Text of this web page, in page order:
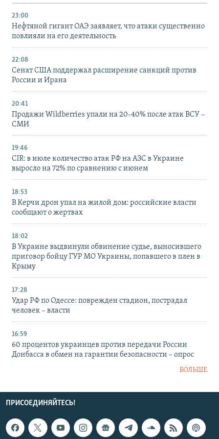
23:00
Нефтяной гигант ОАЭ заявляет, что атаки существенно
повлияли на его деятельность
22:08
Сенат США поддержал расширение санкций против
России и Ирана
20:41
Продажи Wildberries упали на 20-40% после атак ВСУ –
СМИ
19:46
CIR: в июле количество атак РФ на АЗС в Украине
выросло на 72% по сравнению с июнем
18:53
В Керчи дрон упал на жилой дом: российские власти
сообщают о жертвах
18:02
В Украине выдвинули обвинение судье, выносившего
приговор бойцу ГУР МО Украины, попавшего в плен в
Крыму
17:28
Удар РФ по Одессе: поврежден стадион, пострадал
человек – власти
16:59
60 процентов украинцев против передачи России
Донбасса в обмен на гарантии безопасности – опрос
БОЛЬШЕ
ПРИСОЕДИНЯЙТЕСЬ!